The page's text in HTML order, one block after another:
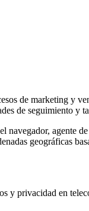
de marketing y
de seguimiento y
agente
geográficas
y privacidad en